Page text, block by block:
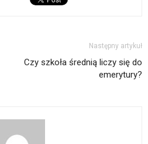
Następny artykuł
Czy szkoła średnią liczy się do
emerytury?